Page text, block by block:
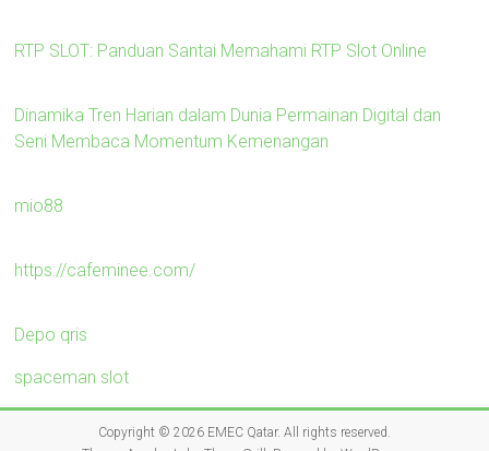
RTP SLOT: Panduan Santai Memahami RTP Slot Online
Dinamika Tren Harian dalam Dunia Permainan Digital dan
Seni Membaca Momentum Kemenangan
mio88
https://cafeminee.com/
Depo qris
spaceman slot
Copyright © 2026 EMEC Qatar. All rights reserved.